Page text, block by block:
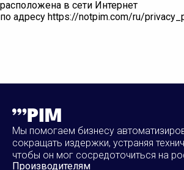
расположена в сети Интернет
по адресу https://notpim.com/ru/
Мы помогаем бизнесу
сокращать издержки, устраняя
чтобы он мог сосредоточиться на
Производителям